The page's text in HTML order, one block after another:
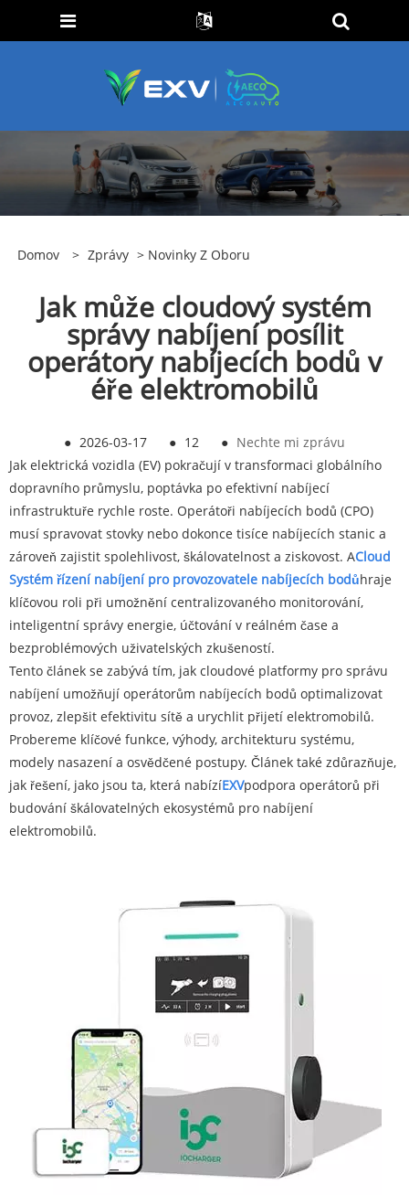
Domov > Zprávy > Novinky Z Oboru
Jak může cloudový systém
správy nabíjení posílit
operátory nabíjecích bodů v
éře elektromobilů
● 2026-03-17 ● 12 ● Nechte mi zprávu
Jak elektrická vozidla (EV) pokračují v transformaci globálního
dopravního průmyslu, poptávka po efektivní nabíjecí
infrastruktuře rychle roste. Operátoři nabíjecích bodů (CPO)
musí spravovat stovky nebo dokonce tisíce nabíjecích stanic a
zároveň zajistit spolehlivost, škálovatelnost a ziskovost. ACloud
Systém řízení nabíjení pro provozovatele nabíjecích bodůhraje
klíčovou roli při umožnění centralizovaného monitorování,
inteligentní správy energie, účtování v reálném čase a
bezproblémových uživatelských zkušeností.
Tento článek se zabývá tím, jak cloudové platformy pro správu
nabíjení umožňují operátorům nabíjecích bodů optimalizovat
provoz, zlepšit efektivitu sítě a urychlit přijetí elektromobilů.
Probereme klíčové funkce, výhody, architekturu systému,
modely nasazení a osvědčené postupy. Článek také zdůrazňuje,
jak řešení, jako jsou ta, která nabízíEXVpodpora operátorů při
budování škálovatelných ekosystémů pro nabíjení
elektromobilů.